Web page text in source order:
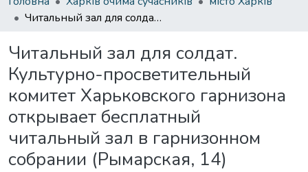
Читальный зал для солдат. Культурно-просветительный комитет Харьковского гарнизона открывает бесплатный читальный зал в гарнизонном собрании (Рымарская, 14)
Читальный зал для солдат.
Культурно-просветительный
комитет Харьковского гарнизона
открывает бесплатный
читальный зал в гарнизонном
собрании (Рымарская, 14)